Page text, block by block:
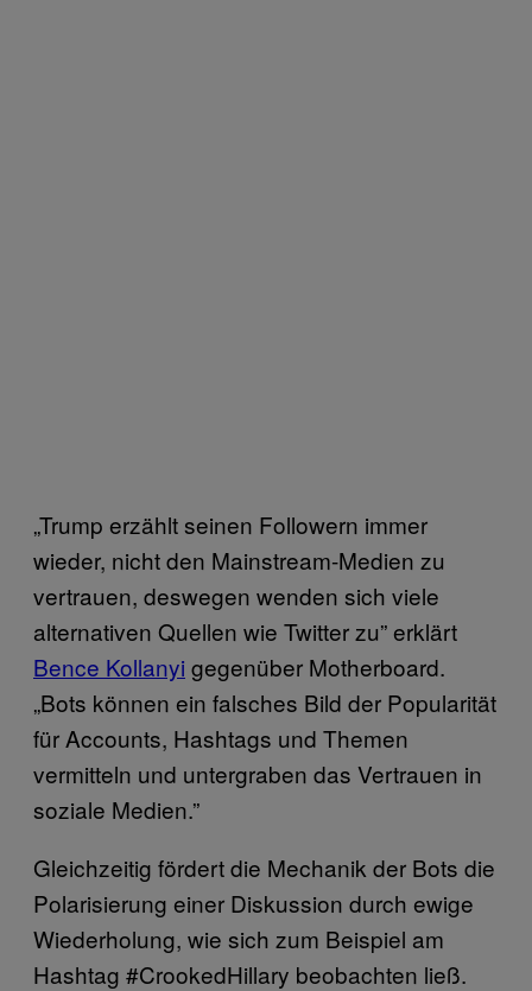
„Trump erzählt seinen Followern immer
wieder, nicht den Mainstream-Medien zu
vertrauen, deswegen wenden sich viele
alternativen Quellen wie Twitter zu” erklärt
Bence Kollanyi gegenüber Motherboard.
„Bots können ein falsches Bild der Popularität
für Accounts, Hashtags und Themen
vermitteln und untergraben das Vertrauen in
soziale Medien.”
Gleichzeitig fördert die Mechanik der Bots die
Polarisierung einer Diskussion durch ewige
Wiederholung, wie sich zum Beispiel am
Hashtag #CrookedHillary beobachten ließ.